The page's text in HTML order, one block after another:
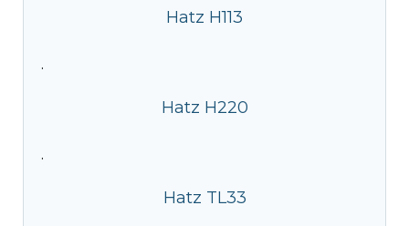
Hatz H113
·
Hatz H220
·
Hatz TL33